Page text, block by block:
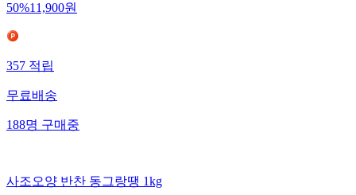
50%11,900원
357적립
무료배송
188명구매중
사조오양 반찬 동그랑땡 1kg